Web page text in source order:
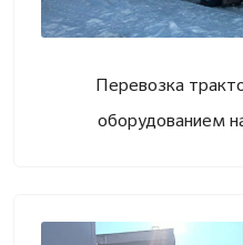
Перевозка
оборудованием